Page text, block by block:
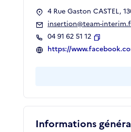
Informations
4 Rue Gaston CASTEL,
insertion@team-
04 91 62 51 12
Copier
https://